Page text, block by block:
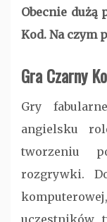
Obecnie dużą
Kod. Na czym
Gra Czarny
Gry
angielsku
tworzeniu
rozgrywki.